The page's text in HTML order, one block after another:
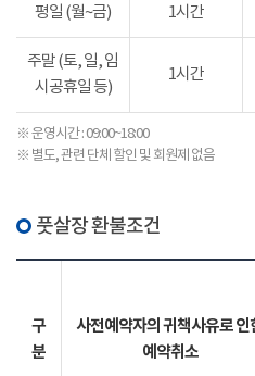
평일 (월~금) 1시간
주말 (토, 일, 임
시공휴일 등)
1시간
※ 운영시간 : 09:00~18:00
※ 별도, 관련 단체 할인 및 회원제 없음
풋살장 환불조건
구
분
사전예약자의 귀책사유로 인
예약취소